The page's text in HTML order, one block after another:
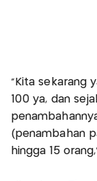
"Kita sekarang
100 ya, dan
(penambahan
hingga 15